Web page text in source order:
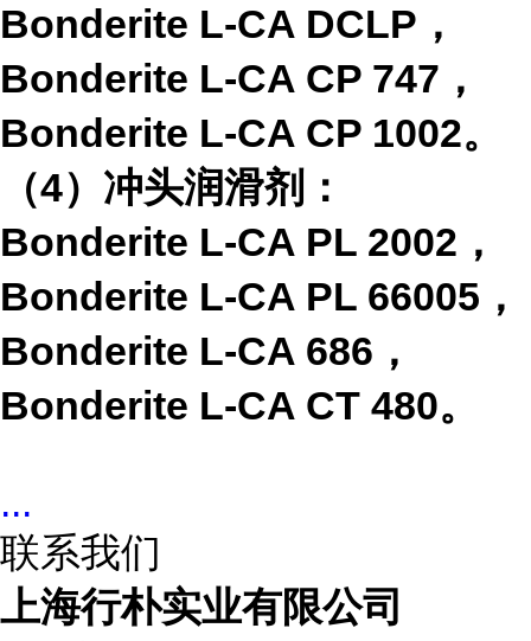
Bonderite L-CA DCLP ，
Bonderite L-CA CP 747 ，
Bonderite L-CA CP 1002。
（4）冲头润滑剂：
Bonderite L-CA PL 2002 ，
Bonderite L-CA PL 66005 ，
Bonderite L-CA 686 ，
Bonderite L-CA CT 480。
...
联系我们
上海行朴实业有限公司